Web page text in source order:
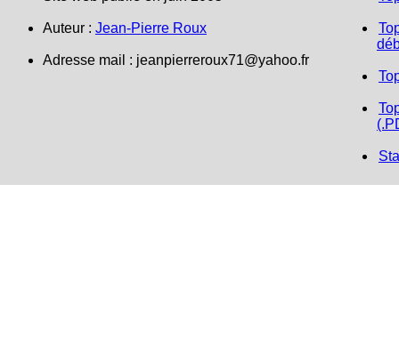
Auteur : Jean-Pierre Roux
Adresse mail : jeanpierreroux71@yahoo.fr